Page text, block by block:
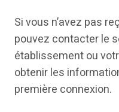
Si vous n’avez pas
pouvez contacter le
établissement ou
obtenir les
première connexion.